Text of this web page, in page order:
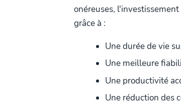
onéreuses,
grâce à :
Une durée de vie
Une meilleure
Une productivité
Une réduction des